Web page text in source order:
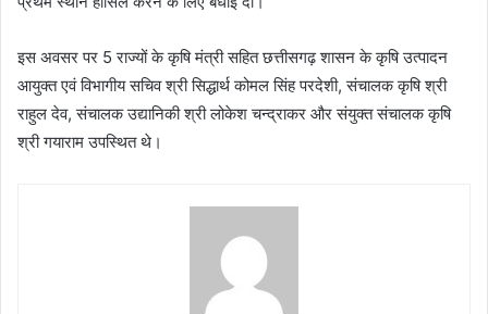
इस अवसर पर 5 राज्यों के कृषि मंत्री सहित छत्तीसगढ़ शासन के कृषि उत्पादन
आयुक्त एवं विभागीय सचिव श्री सिद्धार्थ कोमल सिंह परदेशी, संचालक कृषि श्री
राहुल देव, संचालक उद्यानिकी श्री लोकेश चन्द्राकर और संयुक्त संचालक कृषि
श्री गयाराम उपस्थित थे।